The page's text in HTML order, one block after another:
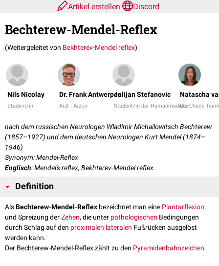
Artikel erstellen
Discord
Bechterew-Mendel-Reflex
(Weitergeleitet von Bekhterev-Mendel reflex)
Nils Nicolay
Student/in
Dr. Frank Antwerpes
Arzt | Ärztin
Julijan Stefanovic
Student/in der Humanmedizin
Natascha
DocCheck Team
nach dem russischen Neurologen Wladimir Michailowitsch Bechterew
(1857–1927) und dem deutschen Neurologen Kurt Mendel (1874–
1946)
Synonym: Mendel-Reflex
Englisch: Mendel's reflex, Bekhterev-Mendel reflex
Definition
AlsBechterew-Mendel-Reflex bezeichnet man eine Plantarflexion
und Spreizung derZehen, die unter pathologischen Bedingungen
durch Schlag auf den proximalen lateralen Fußrücken ausgelöst
werden kann.
Der Bechterew-Mendel-Reflex zählt zu den Pyramidenbahnzeichen.